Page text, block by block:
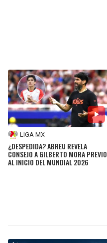
LIGA MX
¿DESPEDIDA? ABREU REVELA
CONSEJO A GILBERTO MORA PREVIO
AL INICIO DEL MUNDIAL 2026